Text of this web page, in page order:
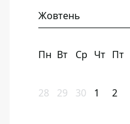
Жовтень
Пн Вт Ср Чт Пт
28 29 30 1 2